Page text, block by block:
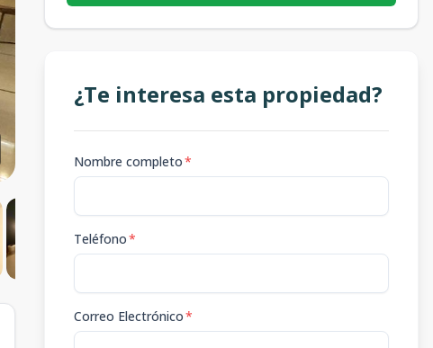
¿Te interesa esta propiedad?
Nombre completo*
Teléfono*
Correo Electrónico*